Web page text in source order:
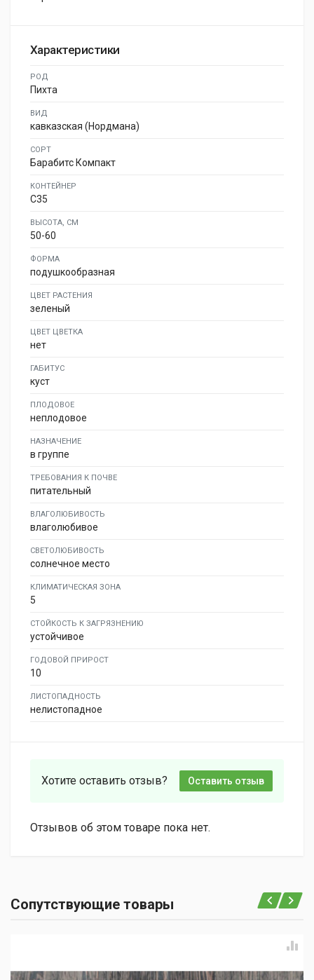
Характеристики
РОД
Пихта
ВИД
кавказская (Нордмана)
СОРТ
Барабитс Компакт
КОНТЕЙНЕР
C35
ВЫСОТА, СМ
50-60
ФОРМА
подушкообразная
ЦВЕТ РАСТЕНИЯ
зеленый
ЦВЕТ ЦВЕТКА
нет
ГАБИТУС
куст
ПЛОДОВОЕ
неплодовое
НАЗНАЧЕНИЕ
в группе
ТРЕБОВАНИЯ К ПОЧВЕ
питательный
ВЛАГОЛЮБИВОСТЬ
влаголюбивое
СВЕТОЛЮБИВОСТЬ
солнечное место
КЛИМАТИЧЕСКАЯ ЗОНА
5
СТОЙКОСТЬ К ЗАГРЯЗНЕНИЮ
устойчивое
ГОДОВОЙ ПРИРОСТ
10
ЛИСТОПАДНОСТЬ
нелистопадное
Хотите оставить отзыв? Оставить отзыв
Отзывов об этом товаре пока нет.
Сопутствующие товары